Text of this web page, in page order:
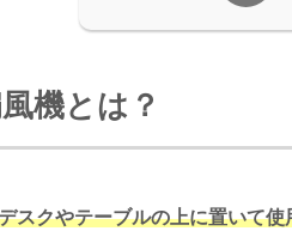
機とは？
スクやテーブルの上に置いて